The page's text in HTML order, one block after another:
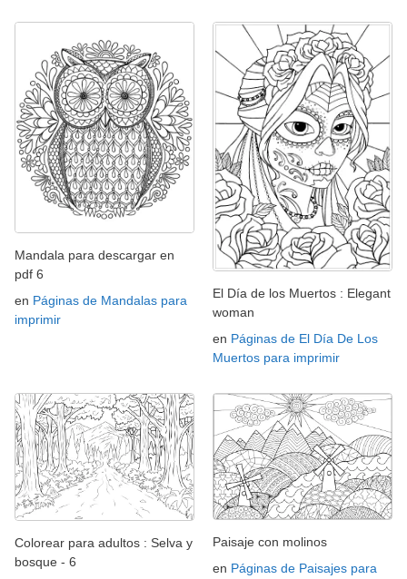
Mandala para descargar en
pdf 6
en Páginas de Mandalas para
imprimir
El Día de los Muertos : Elegant
woman
en Páginas de El Día De Los
Muertos para imprimir
Colorear para adultos : Selva y
bosque - 6
Paisaje con molinos
en Páginas de Paisajes para